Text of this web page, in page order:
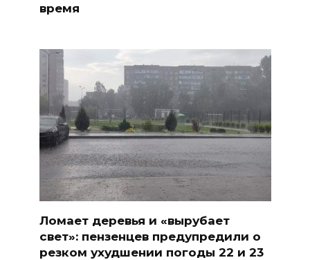
время
Ломает деревья и «вырубает
свет»: пензенцев предупредили о
резком ухудшении погоды 22 и 23